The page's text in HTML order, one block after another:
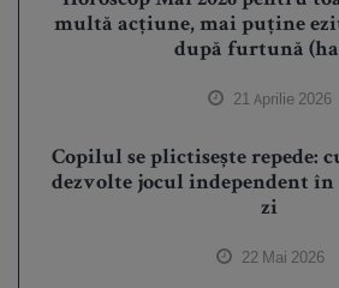
multă acțiune, mai puține
după furtună
21 Aprilie 2026
Copilul se plictisește repede:
dezvolte jocul independent în
zi
22 Mai 2026